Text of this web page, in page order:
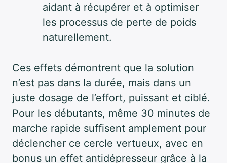
aidant à récupérer et à optimiser
les processus de perte de poids
naturellement.
Ces effets démontrent que la solution
n’est pas dans la durée, mais dans un
juste dosage de l’effort, puissant et ciblé.
Pour les débutants, même 30 minutes de
marche rapide suffisent amplement pour
déclencher ce cercle vertueux, avec en
bonus un effet antidépresseur grâce à la